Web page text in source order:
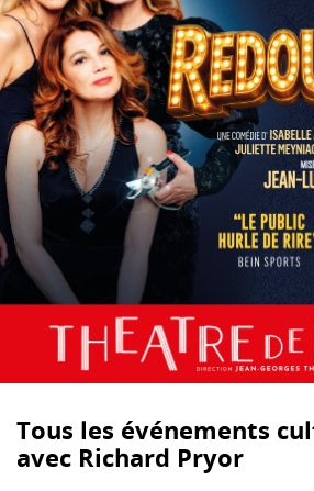
Tous les événements
avec Richard Pryor